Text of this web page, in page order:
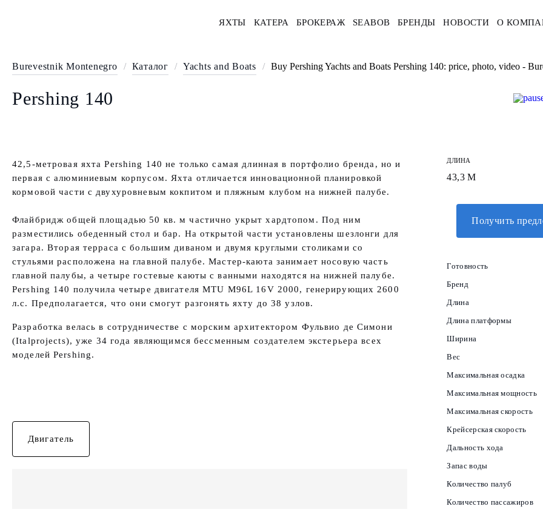
ЯХТЫ КАТЕРА БРОКЕРАЖ SEABOB БРЕНДЫ НОВОСТИ О
Burevestnik Montenegro / Каталог / Yachts and Boats / Buy Pershing Yachts and Boats Pershing 140: price, photo, video -
Pershing 140
42,5-метровая яхта Pershing 140 не только самая длинная в портфолио бренда, но и
первая с алюминиевым корпусом. Яхта отличается инновационной планировкой
кормовой части с двухуровневым кокпитом и пляжным клубом на нижней палубе.
Флайбридж общей площадью 50 кв. м частично укрыт хардтопом. Под ним
разместились обеденный стол и бар. На открытой части установлены шезлонги для
загара. Вторая терраса с большим диваном и двумя круглыми столиками со
стульями расположена на главной палубе. Мастер-каюта занимает носовую часть
главной палубы, а четыре гостевые каюты с ванными находятся на нижней палубе.
Pershing 140 получила четыре двигателя MTU M96L 16V 2000, генерирующих 2600
л.с. Предполагается, что они смогут разгонять яхту до 38 узлов.
Разработка велась в сотрудничестве с морским архитектором Фульвио де Симони
(Italprojects), уже 34 года являющимся бессменным создателем экстерьера всех
моделей Pershing.
Двигатель
ДЛИНА
43,3 М
Получить
Готовность
Бренд
Длина
Длина платформы
Ширина
Вес
Максимальная осадка
Максимальная мощность
Максимальная скорость
Крейсерская скорость
Дальность хода
Запас воды
Количество палуб
Количество пассажиров